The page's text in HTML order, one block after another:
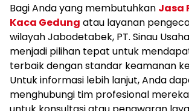
Bagi Anda yang membutuhkan Jasa
Kaca Gedung atau layanan
wilayah Jabodetabek, PT. Sinau
menjadi pilihan tepat untuk
terbaik dengan standar keamanan
Untuk informasi lebih lanjut, Anda
menghubungi tim profesional